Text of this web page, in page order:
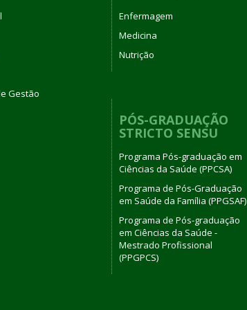
Gestão
Enfermagem
Medicina
Nutrição
PÓS-GRADUAÇÃO
STRICTO SENSU
Programa Pós-graduação em
Ciências da Saúde (PPCSA)
Programa de Pós-Graduação
em Saúde da Família (PPGSAF)
Programa de Pós-graduação
em Ciências da Saúde -
Mestrado Profissional
(PPGPCS)